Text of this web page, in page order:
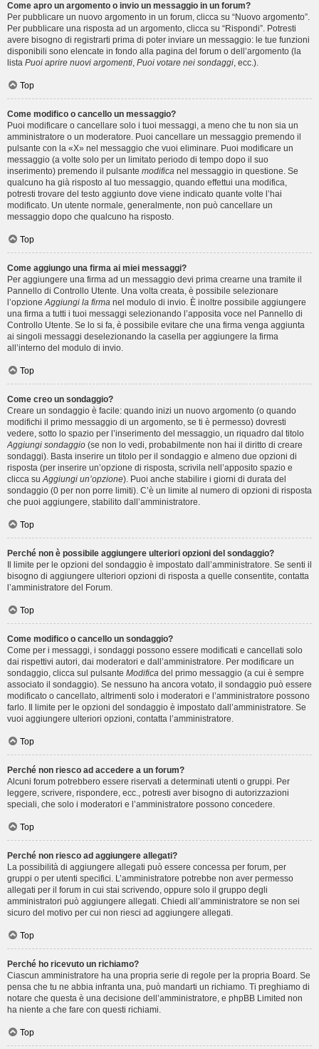
Come apro un argomento o invio un messaggio in un forum?
Per pubblicare un nuovo argomento in un forum, clicca su “Nuovo argomento”.
Per pubblicare una risposta ad un argomento, clicca su “Rispondi”. Potresti
avere bisogno di registrarti prima di poter inviare un messaggio: le tue funzioni
disponibili sono elencate in fondo alla pagina del forum o dell’argomento (la
lista Puoi aprire nuovi argomenti, Puoi votare nei sondaggi, ecc.).
Top
Come modifico o cancello un messaggio?
Puoi modificare o cancellare solo i tuoi messaggi, a meno che tu non sia un
amministratore o un moderatore. Puoi cancellare un messaggio premendo il
pulsante con la «X» nel messaggio che vuoi eliminare. Puoi modificare un
messaggio (a volte solo per un limitato periodo di tempo dopo il suo
inserimento) premendo il pulsante modifica nel messaggio in questione. Se
qualcuno ha già risposto al tuo messaggio, quando effettui una modifica,
potresti trovare del testo aggiunto dove viene indicato quante volte l’hai
modificato. Un utente normale, generalmente, non può cancellare un
messaggio dopo che qualcuno ha risposto.
Top
Come aggiungo una firma ai miei messaggi?
Per aggiungere una firma ad un messaggio devi prima crearne una tramite il
Pannello di Controllo Utente. Una volta creata, è possibile selezionare
l’opzioneAggiungi la firma nel modulo di invio. È inoltre possibile aggiungere
una firma a tutti i tuoi messaggi selezionando l’apposita voce nel Pannello di
Controllo Utente. Se lo si fa, è possibile evitare che una firma venga aggiunta
ai singoli messaggi deselezionando la casella per aggiungere la firma
all’interno del modulo di invio.
Top
Come creo un sondaggio?
Creare un sondaggio è facile: quando inizi un nuovo argomento (o quando
modifichi il primo messaggio di un argomento, se ti è permesso) dovresti
vedere, sotto lo spazio per l’inserimento del messaggio, un riquadro dal titolo
Aggiungi sondaggio (se non lo vedi, probabilmente non hai il diritto di creare
sondaggi). Basta inserire un titolo per il sondaggio e almeno due opzioni di
risposta (per inserire un’opzione di risposta, scrivila nell’apposito spazio e
clicca suAggiungi un’opzione). Puoi anche stabilire i giorni di durata del
sondaggio (0 per non porre limiti). C’è un limite al numero di opzioni di risposta
che puoi aggiungere, stabilito dall’amministratore.
Top
Perché non è possibile aggiungere ulteriori opzioni del sondaggio?
Il limite per le opzioni del sondaggio è impostato dall’amministratore. Se senti il
bisogno di aggiungere ulteriori opzioni di risposta a quelle consentite, contatta
l’amministratore del Forum.
Top
Come modifico o cancello un sondaggio?
Come per i messaggi, i sondaggi possono essere modificati e cancellati solo
dai rispettivi autori, dai moderatori e dall’amministratore. Per modificare un
sondaggio, clicca sul pulsante Modifica del primo messaggio (a cui è sempre
associato il sondaggio). Se nessuno ha ancora votato, il sondaggio può essere
modificato o cancellato, altrimenti solo i moderatori e l’amministratore possono
farlo. Il limite per le opzioni del sondaggio è impostato dall’amministratore. Se
vuoi aggiungere ulteriori opzioni, contatta l’amministratore.
Top
Perché non riesco ad accedere a un forum?
Alcuni forum potrebbero essere riservati a determinati utenti o gruppi. Per
leggere, scrivere, rispondere, ecc., potresti aver bisogno di autorizzazioni
speciali, che solo i moderatori e l’amministratore possono concedere.
Top
Perché non riesco ad aggiungere allegati?
La possibilità di aggiungere allegati può essere concessa per forum, per
gruppi o per utenti specifici. L’amministratore potrebbe non aver permesso
allegati per il forum in cui stai scrivendo, oppure solo il gruppo degli
amministratori può aggiungere allegati. Chiedi all’amministratore se non sei
sicuro del motivo per cui non riesci ad aggiungere allegati.
Top
Perché ho ricevuto un richiamo?
Ciascun amministratore ha una propria serie di regole per la propria Board. Se
pensa che tu ne abbia infranta una, può mandarti un richiamo. Ti preghiamo di
notare che questa è una decisione dell’amministratore, e phpBB Limited non
ha niente a che fare con questi richiami.
Top